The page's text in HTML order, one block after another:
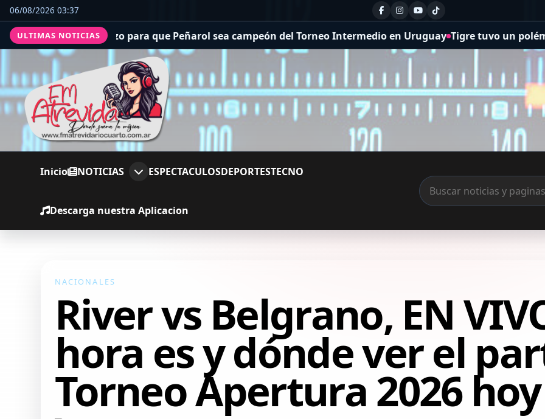
06/08/2026 03:37
ULTIMAS NOTICIAS
el golazo para que Peñarol sea campeón del Torneo Intermedio en Uruguay Tigre tuvo un polémico
Inicio NOTICIAS ESPECTACULOSDEPORTESTECNO
Descarga nuestra Aplicacion
NACIONALES
River vs Belgrano, EN
hora es y dónde ver el
Torneo Apertura 2026 hoy